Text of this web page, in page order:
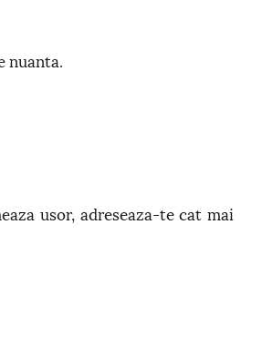
nuanta.
usor, adreseaza-te cat mai